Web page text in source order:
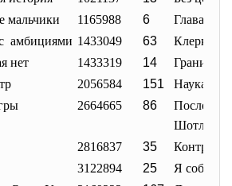
мальчики 1165988 6
Глава 27
амбициями 1433049 63
Клерки 2
нет 1433319 14
Гранит
2056584 151
Наука сна
2664665 86
Шотла
2816837 35
Контроль
3122894 25
Я